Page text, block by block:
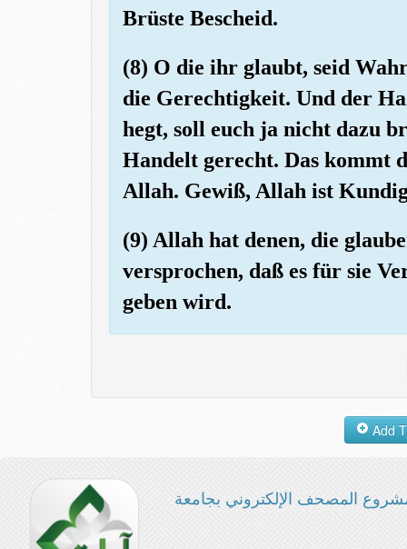
Brüste Bescheid.
(8) O die ihr glaubt, seid
die Gerechtigkeit. Und der
hegt, soll euch ja nicht dazu
Handelt gerecht. Das kommt
Allah. Gewiß, Allah ist
(9) Allah hat denen, die
versprochen, daß es für sie
geben wird.
المصحف الإلكتروني بجامعة